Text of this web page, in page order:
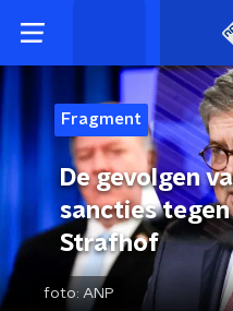
Fragment
De gevolgen
sancties
Strafhof
foto: ANP